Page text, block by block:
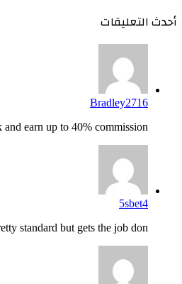
أحدث التعليقات
Bradley2716
earn up to 40% commission!...
5sbet4
standard but gets the job don...